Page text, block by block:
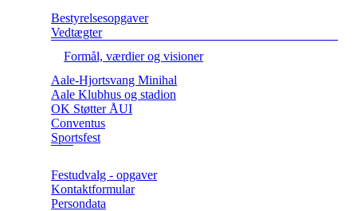
Bestyrelsesopgaver
Vedtægter
Formål, værdier og visioner
Aale-Hjortsvang Minihal
Aale Klubhus og stadion
OK Støtter ÅUI
Conventus
Sportsfest
Festudvalg - opgaver
Kontaktformular
Persondata